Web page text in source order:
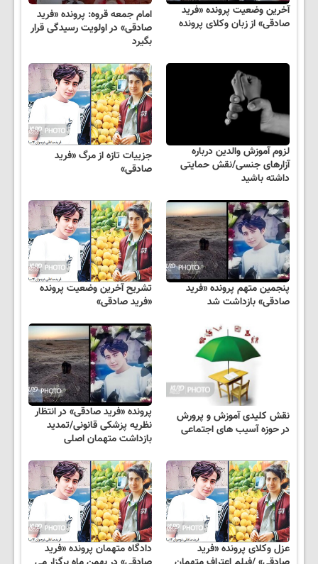
آخرین وضعیت پرونده «فرید
صادقی» از زبان وکلای پرونده
امام جمعه قروه: پرونده «فرید
صادقی» در اولویت رسیدگی قرار
بگیرد
لزوم آموزش والدین درباره
آزارهای جنسی/نقش حمایتی
داشته باشید
جزییات تازه از مرگ «فرید
صادقی»
پنجمین متهم پرونده «فرید
صادقی» بازداشت شد
تشریح آخرین وضعیت پرونده
«فرید صادقی»
نقش کلیدی آموزش و پرورش
در حوزه آسیب های اجتماعی
پرونده «فرید صادقی» در انتظار
نظریه پزشکی قانونی/تمدید
بازداشت متهمان اصلی
عزل وکلای پرونده «فرید
دادگاه متهمان پرونده «فرید